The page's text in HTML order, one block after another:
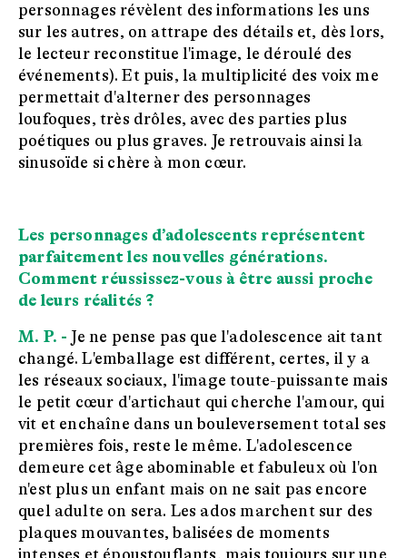
personnages révèlent des informations les uns
sur les autres, on attrape des détails et, dès lors,
le lecteur reconstitue l'image, le déroulé des
événements). Et puis, la multiplicité des voix me
permettait d'alterner des personnages
loufoques, très drôles, avec des parties plus
poétiques ou plus graves. Je retrouvais ainsi la
sinusoïde si chère à mon cœur.
Les personnages d’adolescents représentent
parfaitement les nouvelles générations.
Comment réussissez-vous à être aussi proche
de leurs réalités ?
M. P. - Je ne pense pas que l'adolescence ait tant
changé. L'emballage est différent, certes, il y a
les réseaux sociaux, l'image toute-puissante mais
le petit cœur d'artichaut qui cherche l'amour, qui
vit et enchaîne dans un bouleversement total ses
premières fois, reste le même. L'adolescence
demeure cet âge abominable et fabuleux où l'on
n'est plus un enfant mais on ne sait pas encore
quel adulte on sera. Les ados marchent sur des
plaques mouvantes, balisées de moments
intenses et époustouflants, mais toujours sur une